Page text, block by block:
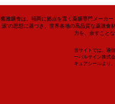
癒雅膳食は、福岡に拠点を置く薬膳専門メーカ
源”の思想に基づき、世界各地の高品質な薬膳食
力を、余すこと
当サイトでは、通
ーバルサイン株式
キュアシールより